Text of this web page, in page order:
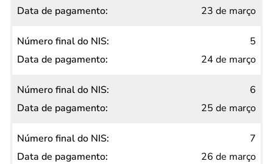
23 de março
5
24 de março
6
25 de março
7
26 de março